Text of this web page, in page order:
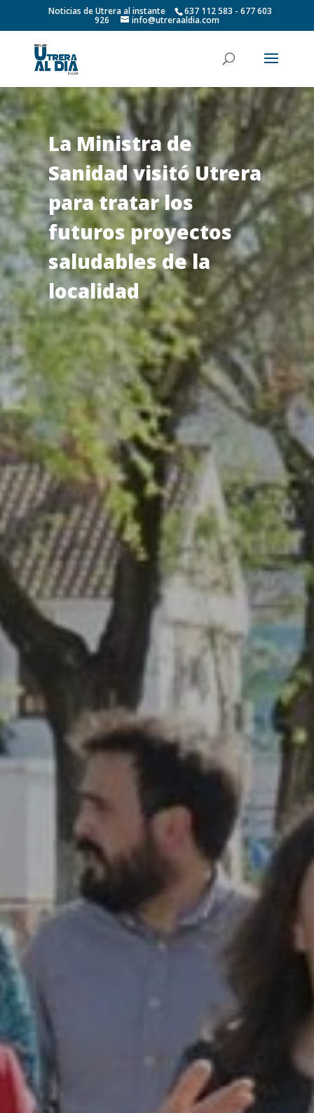
Noticias de Utrera al instante 637 112 583 - 677 603
926 info@utreraaldia.com
La Ministra de
Sanidad visitó Utrera
para tratar los
futuros proyectos
saludables de la
localidad